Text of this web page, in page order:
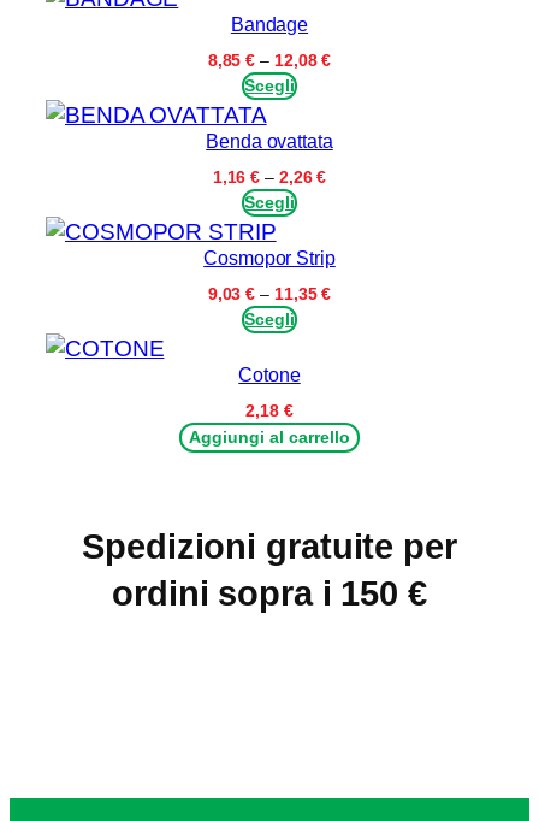
Bandage
8,85€ – 12,08€Fascia
8,85 €
Scegli
Benda ovattata
1,16€ – 2,26€Fascia
1,16 €
a
Scegli
Cosmopor Strip
9,03€ – 11,35€Fascia
11,35 €
Scegli
Cotone
2,18 €
Aggiungi al carrello
Spedizioni gratuite per
ordini sopra i 150 €